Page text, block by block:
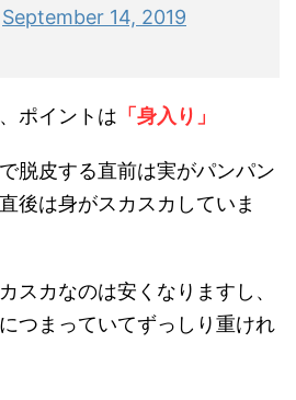
September 14, 2019
ポイントは 「身入り」
脱皮する直前は実がパンパン
後は身がスカスカしていま
スカなのは安くなりますし、
つまっていてずっしり重けれ